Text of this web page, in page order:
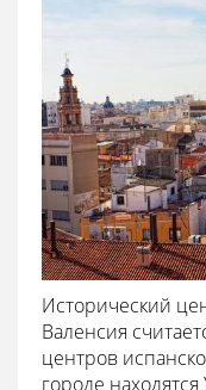
Исторический
Валенсия
центров
городе